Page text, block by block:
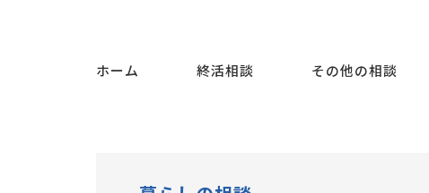
ホーム 終活相談 その他の相談